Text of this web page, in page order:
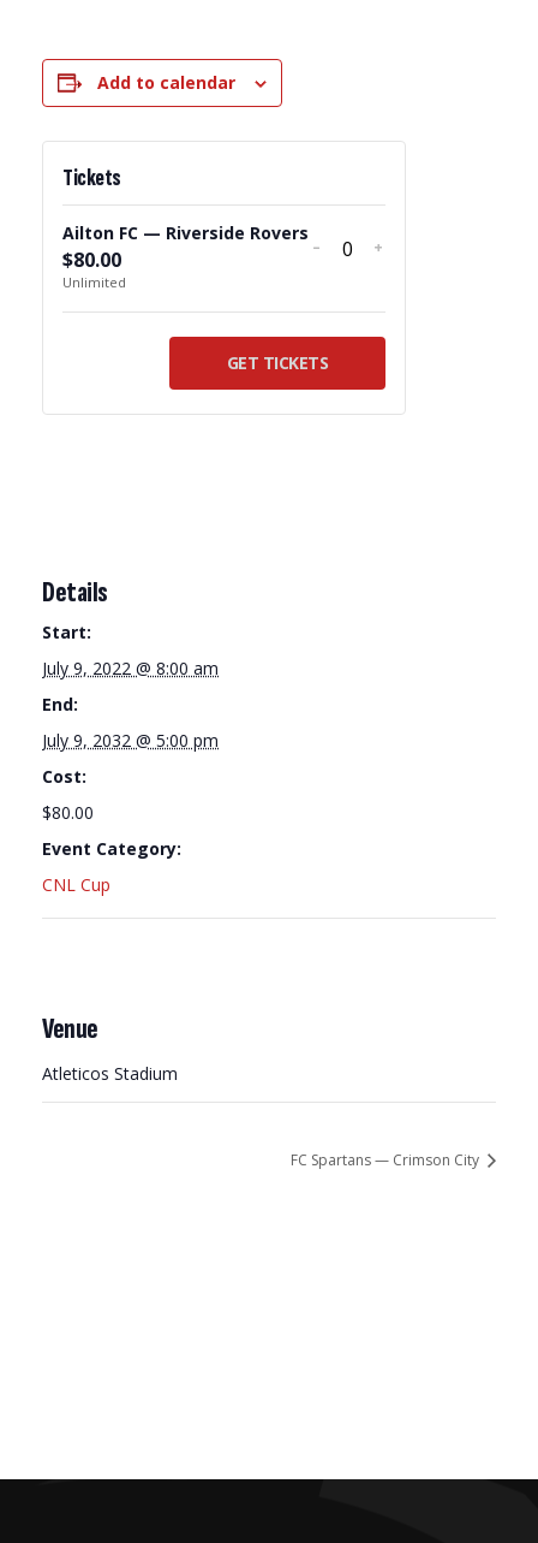
Add to calendar
Details
Start:
July 9, 2022 @ 8:00 am
End:
July 9, 2032 @ 5:00 pm
Cost:
$80.00
Event Category:
CNL Cup
Venue
Atleticos Stadium
Tickets
Ailton FC — Riverside Rovers
$80.00
Unlimited
- Quantity
+
GET TICKETS
FC Spartans — Crimson City